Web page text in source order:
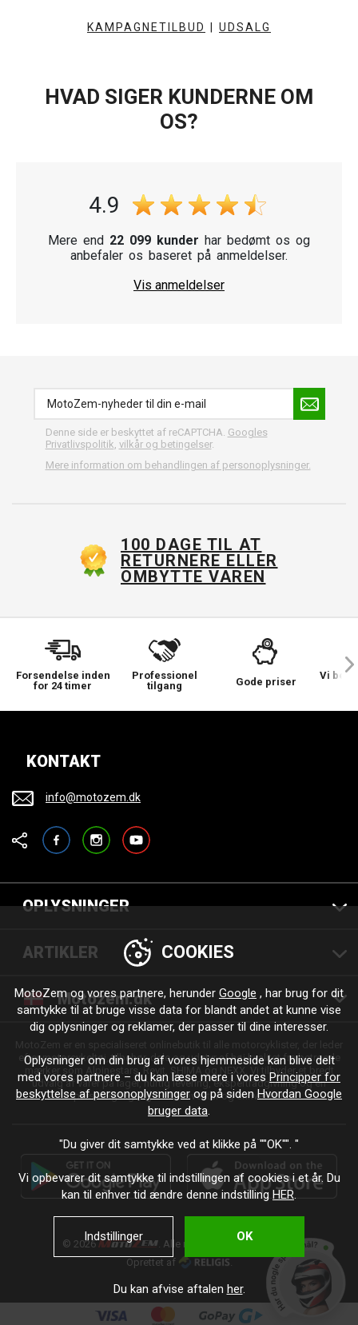
KAMPAGNETILBUD UDSALG
HVAD SIGER KUNDERNE OM
OS?
4.9
Mere end 22 099 kunder har bedømt os og
anbefaler os baseret på anmeldelser.
Vis anmeldelser
Denne side er beskyttet af reCAPTCHA. Googles
Privatlivspolitik vilkår og betingelser.
Mere information om behandlingen af personoplysninger.
100 DAGE TIL AT
RETURNERE ELLER
OMBYTTE VAREN
Forsendelse inden
for 24 timer
Professionel
tilgang
Gode priser
Vi
KONTAKT
info@motozem.dk
FacebookInstagramYouTube
OPLYSNINGER
ARTIKLER
Motozem.dk
efter motorcykeltøj, tilbehør, dele og udstyr af høj kvalitet fra betroede
mærker som Alpinestars, Revit, SHIMA og NEXX. Vi tilbyder et bredt
udvalg af varer på lager, hurtig levering, ekspertrådgivning og en
personlig tilgang – til enhver tur og enhver stil.
© 2026
. Alle rettigheder forbeholdes.
Oprettet af
.
COOKIES
MotoZem og vores partnere, herunder Google , har brug for dit
samtykke til at bruge visse data for blandt andet at kunne vise
dig oplysninger og reklamer, der passer til dine interesser.
Oplysninger om din brug af vores hjemmeside kan blive delt
med vores partnere – du kan læse mere i vores Principper for
beskyttelse af personoplysninger og på siden Hvordan Google
bruger data.
"Du giver dit samtykke ved at klikke på ""OK"". "
Vi opbevarer dit samtykke til indstillingen af cookies i et år. Du
kan til enhver tid ændre denne indstilling HER.
Indstillinger OK
Du kan afvise aftalen her.